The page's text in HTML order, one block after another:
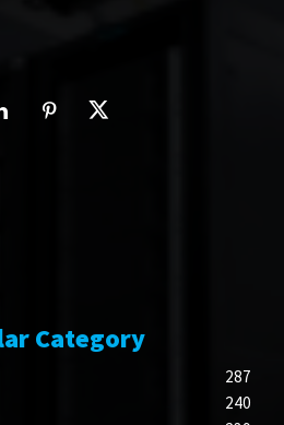
Category
287
240